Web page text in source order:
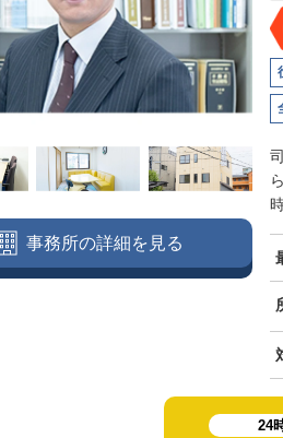
事務所の詳細を見る
24